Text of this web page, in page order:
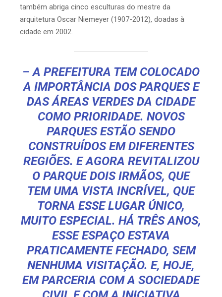
também abriga cinco esculturas do mestre da
arquitetura Oscar Niemeyer (1907-2012), doadas à
cidade em 2002.
– A PREFEITURA TEM COLOCADO
A IMPORTÂNCIA DOS PARQUES E
DAS ÁREAS VERDES DA CIDADE
COMO PRIORIDADE. NOVOS
PARQUES ESTÃO SENDO
CONSTRUÍDOS EM DIFERENTES
REGIÕES. E AGORA REVITALIZOU
O PARQUE DOIS IRMÃOS, QUE
TEM UMA VISTA INCRÍVEL, QUE
TORNA ESSE LUGAR ÚNICO,
MUITO ESPECIAL. HÁ TRÊS ANOS,
ESSE ESPAÇO ESTAVA
PRATICAMENTE FECHADO, SEM
NENHUMA VISITAÇÃO. E, HOJE,
EM PARCERIA COM A SOCIEDADE